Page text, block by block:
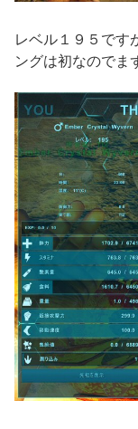
レベル１９５です
ングは初なのでま